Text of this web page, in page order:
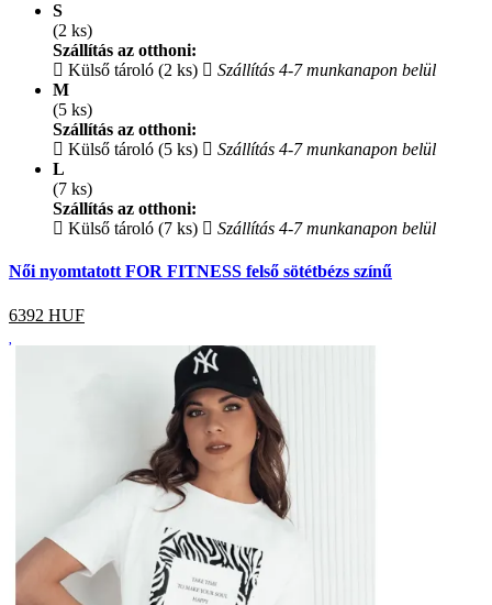
S
(2 ks)
Szállítás az otthoni:
Külső tároló (2 ks)
Szállítás 4-7 munkanapon belül
M
(5 ks)
Szállítás az otthoni:
Külső tároló (5 ks)
Szállítás 4-7 munkanapon belül
L
(7 ks)
Szállítás az otthoni:
Külső tároló (7 ks)
Szállítás 4-7 munkanapon belül
Női nyomtatott FOR FITNESS felső sötétbézs színű
6392 HUF